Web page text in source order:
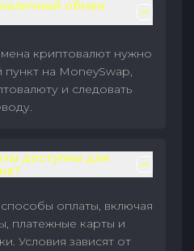
обмен
криптовалют нужно
на MoneySwap,
и следовать
доступны для
оплаты, включая
платежные карты и
Условия зависят от